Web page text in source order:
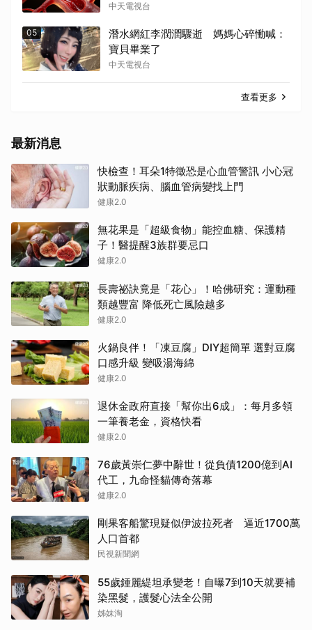
中天電視台
05
潛水網紅李潤潤驟逝 媽媽心碎慟喊：
寶貝畢業了
中天電視台
查看更多
最新消息
快檢查！耳朵1特徵恐是心血管警訊 小心冠
狀動脈疾病、腦血管病變找上門
健康2.0
無花果是「超級食物」能控血糖、保護精
子！醫提醒3族群要忌口
健康2.0
長壽祕訣竟是「花心」！哈佛研究：運動種
類越豐富 降低死亡風險越多
健康2.0
火鍋良伴！「凍豆腐」DIY超簡單 選對豆腐
口感升級 變吸湯海綿
健康2.0
退休金政府直接「幫你出6成」：每月多領
一筆養老金，資格快看
健康2.0
76歲黃崇仁夢中辭世！從負債1200億到AI
代工，九命怪貓傳奇落幕
健康2.0
剛果客船驚現疑似伊波拉死者 逼近1700萬
人口首都
民視新聞網
55歲鍾麗緹坦承變老！自曝7到10天就要補
染黑髮，護髮心法全公開
姊妹淘